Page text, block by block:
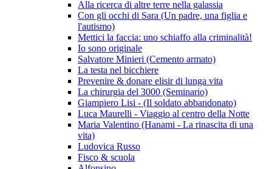
Alla ricerca di altre terre nella galassia
Con gli occhi di Sara (Un padre, una figlia e
l'autismo)
Mettici la faccia: uno schiaffo alla criminalità!
Io sono originale
Salvatore Minieri (Cemento armato)
La testa nel bicchiere
Prevenire & donare elisir di lunga vita
La chirurgia del 3000 (Seminario)
Giampiero Lisi - (Il soldato abbandonato)
Luca Maurelli - Viaggio al centro della Notte
Maria Valentino (Hanami - La rinascita di una
vita)
Ludovica Russo
Fisco & scuola